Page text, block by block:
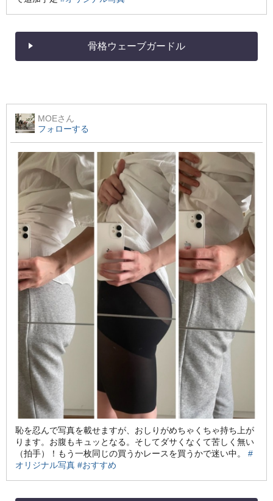
骨格ウェーブガードル
MOEさん
フォローする
恥を忍んで写真を載せますが、おしりがめちゃくちゃ持ち上が
ります。お腹もキュッとなる。そしてダサくなくて苦しく無い
（拍手）！もう一枚同じの買うかレースを買うかで迷い中。 #
オリジナル写真 #おすすめ